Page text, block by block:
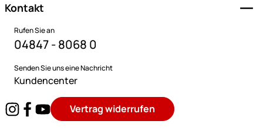
Kontakt
Rufen Sie an
04847 - 8068 0
Senden Sie uns eine Nachricht
Kundencenter
Vertrag widerrufen